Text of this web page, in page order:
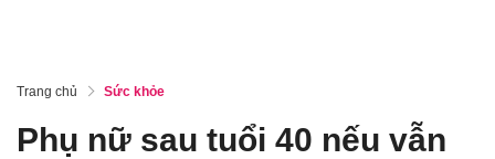
Trang chủ Sức khỏe
Phụ nữ sau tuổi 40 nếu vẫn